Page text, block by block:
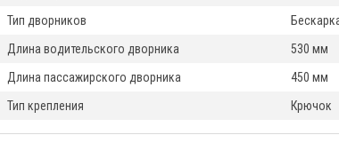
Тип дворников
Длина водительского дворника
530 мм
Длина пассажирского дворника
450 мм
Тип крепления
Крючок